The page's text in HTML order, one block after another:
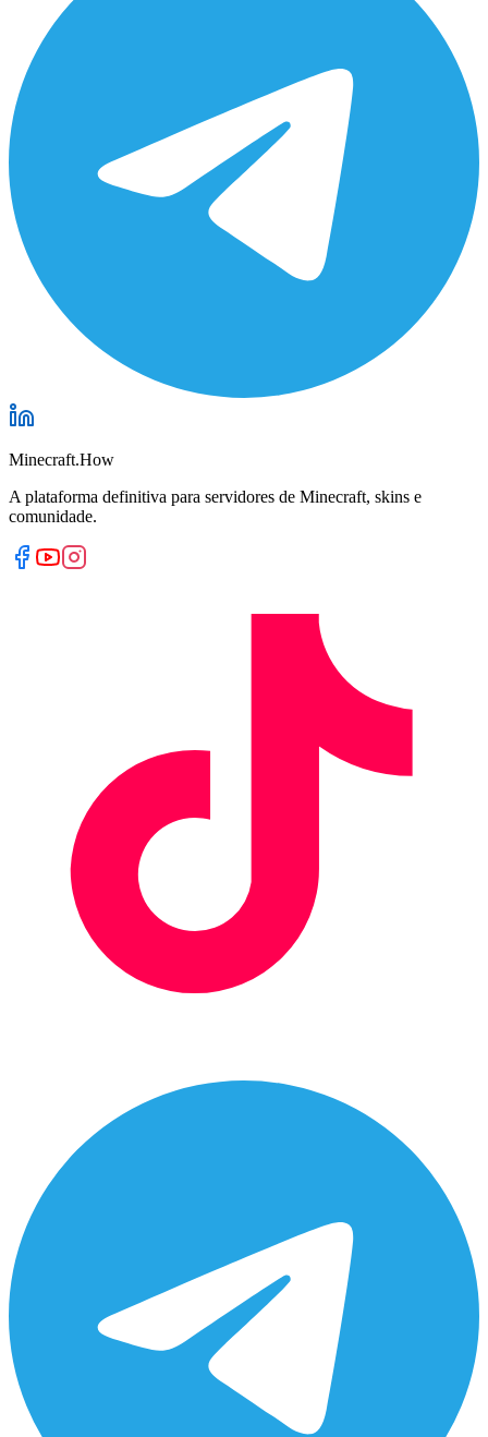
Minecraft.How
A plataforma definitiva para servidores de Minecraft, skins e
comunidade.